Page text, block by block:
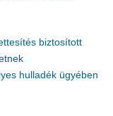
biztosított
hulladék ügyében